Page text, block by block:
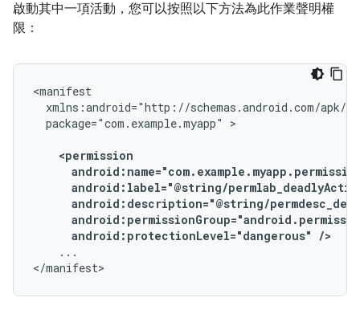
啟動其中一項活動，您可以按照以下方法為此作業聲明權
限：
package="com.example.myapp"
android:protectionLevel="dangerous" />
...
</manifest>